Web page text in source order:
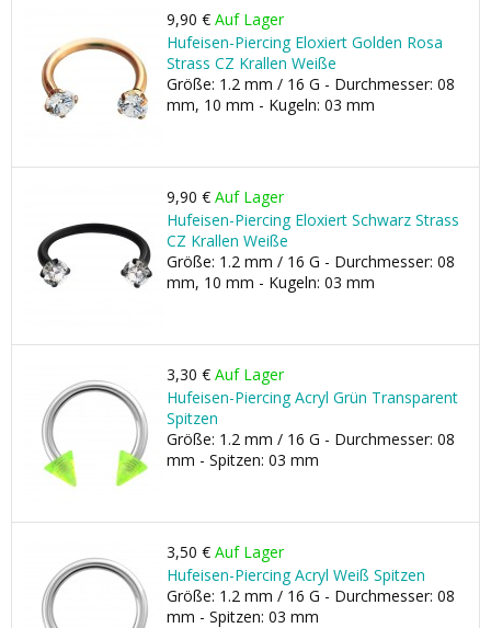
9,90 € Auf Lager
Hufeisen-Piercing Eloxiert Golden Rosa
Strass CZ Krallen Weiße
Größe: 1.2 mm / 16 G - Durchmesser: 08
mm, 10 mm - Kugeln: 03 mm
9,90 € Auf Lager
Hufeisen-Piercing Eloxiert Schwarz Strass
CZ Krallen Weiße
Größe: 1.2 mm / 16 G - Durchmesser: 08
mm, 10 mm - Kugeln: 03 mm
3,30 € Auf Lager
Hufeisen-Piercing Acryl Grün Transparent
Spitzen
Größe: 1.2 mm / 16 G - Durchmesser: 08
mm - Spitzen: 03 mm
3,50 € Auf Lager
Hufeisen-Piercing Acryl Weiß Spitzen
Größe: 1.2 mm / 16 G - Durchmesser: 08
mm - Spitzen: 03 mm